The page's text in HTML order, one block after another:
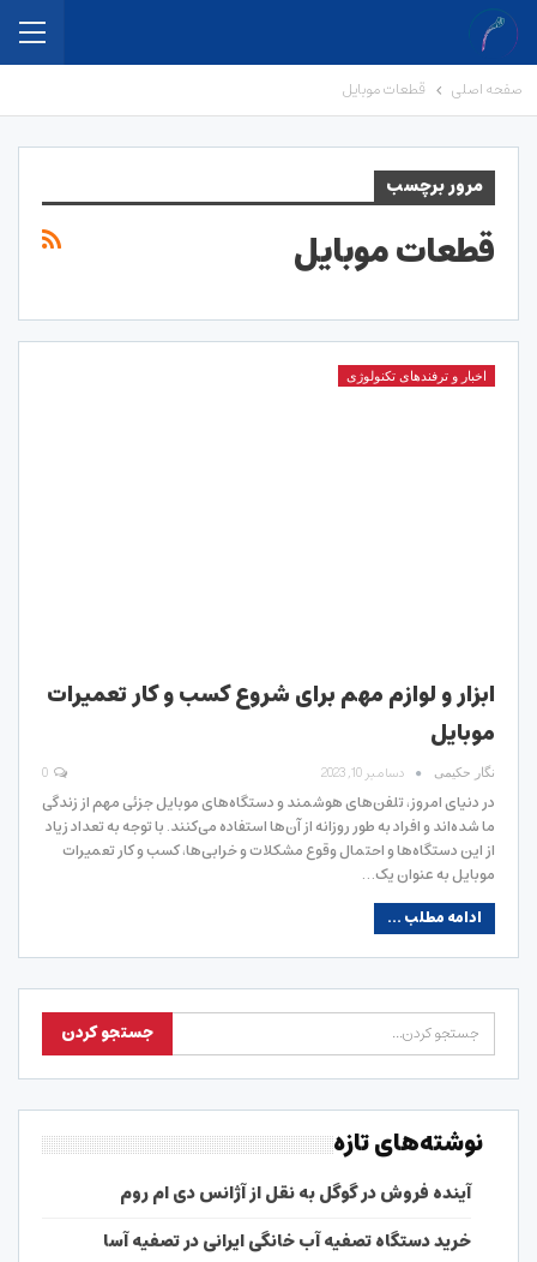
صفحه اصلی قطعات موبایل
مرور برچسب
قطعات موبایل
اخبار و ترفندهای تکنولوژی
ابزار و لوازم مهم برای شروع کسب و کار تعمیرات
موبایل
نگار حکیمی دسامبر 10, 2023
در دنیای امروز، تلفن‌های هوشمند و دستگاه‌های موبایل جزئی مهم از زندگی
ما شده‌اند و افراد به طور روزانه از آن‌ها استفاده می‌کنند. با توجه به تعداد زیاد
از این دستگاه‌ها و احتمال وقوع مشکلات و خرابی‌ها، کسب و کار تعمیرات
موبایل به عنوان یک…
ادامه مطلب ...
نوشته‌های تازه
آینده فروش در گوگل به نقل از آژانس دی ام روم
خرید دستگاه تصفیه آب خانگی ایرانی در تصفیه آسا